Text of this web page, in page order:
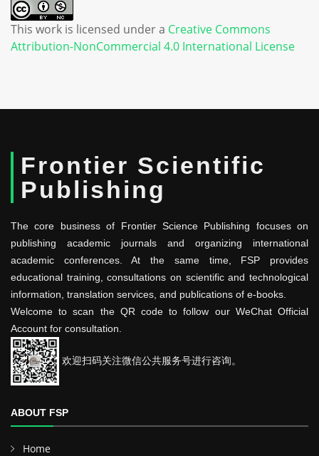
This work is licensed under a Creative Commons
Attribution-NonCommercial 4.0 International License
Frontier Scientific
Publishing
The core business of Frontier Science Publishing focuses on
publishing academic journals and organizing international
academic conferences. At the same time, FSP provides
educational training, consultations on scientific and technological
information, translation services, and publications of e-books.
Welcome to scan the QR code to follow our WeChat Official
Account for consultation.
欢迎扫码关注微信公共服务号进行咨询。
ABOUT FSP
Home